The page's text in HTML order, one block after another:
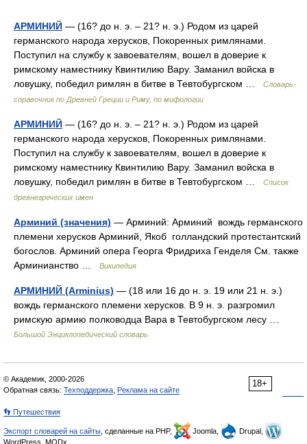
АРМИНИЙ — (16? до н. э. – 21? н. э.) Родом из царей
германского народа херусков, Покоренных римлянами.
Поступил на службу к завоевателям, вошел в доверие к
римскому наместнику Квинтилию Вару. Заманил войска в
ловушку, победил римлян в битве в Тевтобургском …
Cловарь-
справочник по Древней Греции и Риму, по мифологии
АРМИНИЙ — (16? до н. э. – 21? н. э.) Родом из царей
германского народа херусков, Покоренных римлянами.
Поступил на службу к завоевателям, вошел в доверие к
римскому наместнику Квинтилию Вару. Заманил войска в
ловушку, победил римлян в битве в Тевтобургском …
Список
древнегреческих имен
Арминий (значения) — Арминий: Арминий вождь германского
племени херусков Арминий, Якоб голландский протестантский
богослов. Арминий опера Георга Фридриха Генделя См. также
Арминианство …
Википедия
АРМИНИЙ (Arminius) — (18 или 16 до н. э. 19 или 21 н. э.)
вождь германского племени херусков. В 9 н. э. разгромил
римскую армию полководца Вара в Тевтобургском лесу …
Большой Энциклопедический словарь
18+
© Академик, 2000-2026
Обратная связь: Техподдержка Реклама на сайте
👣 Путешествия
Экспорт словарей на сайты , сделанные на PHP, Joomla,
Drupal,
WordPress, MODx.